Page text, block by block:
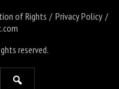
of Rights
Privacy Policy
reserved.